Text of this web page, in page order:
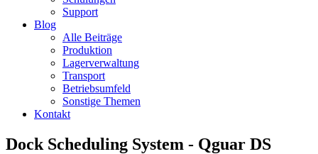
Support
Blog
Alle Beiträge
Produktion
Lagerverwaltung
Transport
Betriebsumfeld
Sonstige Themen
Kontakt
Dock Scheduling System - Qguar DS